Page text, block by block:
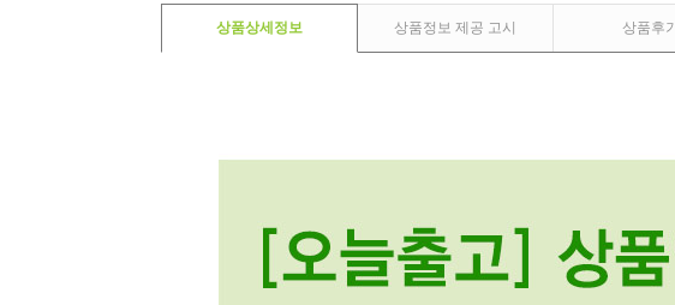
상품상세정보 상품정보 제공 고시 상품후기